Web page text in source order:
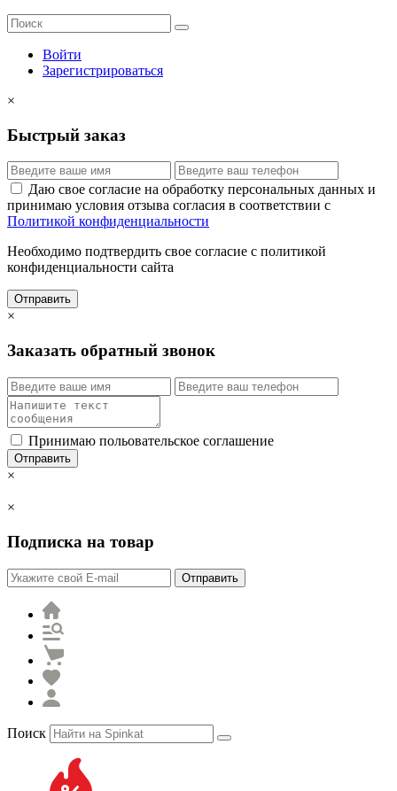
Войти
Зарегистрироваться
×
Быстрый заказ
Даю свое согласие на обработку персональных данных и
принимаю условия отзыва согласия в соответствии с
Политикой конфиденциальности
Необходимо подтвердить свое согласие с политикой
конфиденциальности сайта
Отправить
×
Заказать обратный звонок
Принимаю польовательское соглашение
Отправить
×
×
Подписка на товар
Отправить
Поиск